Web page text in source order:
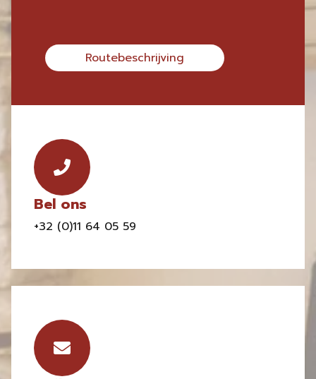
Routebeschrijving
Bel ons
+32 (0)11 64 05 59